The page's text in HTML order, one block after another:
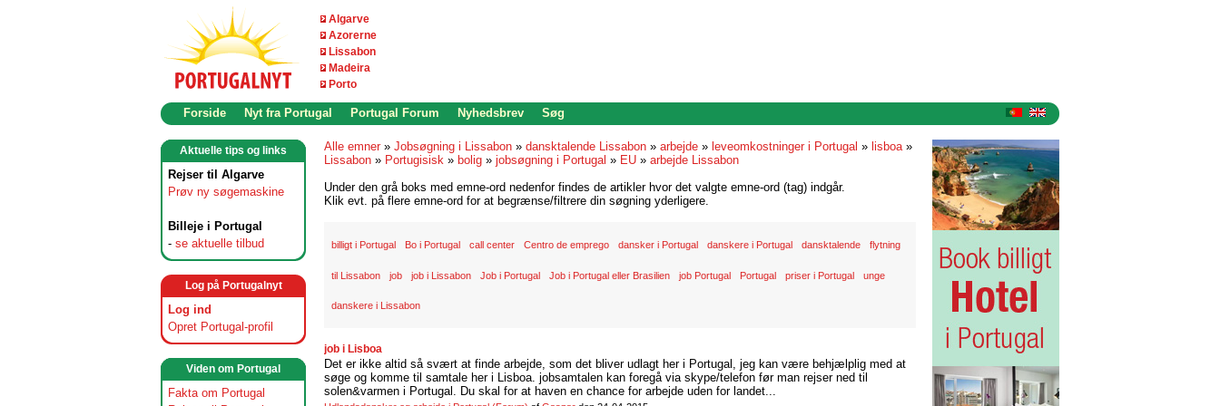
Algarve
Azorerne
Lissabon
Madeira
Porto
Forside Nyt fra Portugal Portugal Forum Nyhedsbrev Søg
Aktuelle tips og links
Rejser til Algarve
Prøv ny søgemaskine
Billeje i Portugal
- se aktuelle tilbud
Log på Portugalnyt
Log ind
Opret Portugal-profil
Viden om Portugal
Fakta om Portugal
Alle emner » Jobsøgning i Lissabon » dansktalende Lissabon » arbejde » leveomkostninger i Portugal » lisboa»
Lissabon » Portugisisk » bolig » jobsøgning i Portugal » EU » arbejde Lissabon
Under den grå boks med emne-ord nedenfor findes de artikler hvor det valgte emne-ord (tag) indgår.
Klik evt. på flere emne-ord for at begrænse/filtrere din søgning yderligere.
billigt i Portugal Bo i Portugal call center Centro de emprego dansker i Portugal danskere i Portugal dansktalende flytning
til Lissabon job job i Lissabon Job i Portugal Job i Portugal eller Brasilien job Portugal Portugal priser i Portugal unge
danskere i Lissabon
job i Lisboa
Det er ikke altid så svært at finde arbejde, som det bliver udlagt her i Portugal, jeg kan være behjælplig med at
søge og komme til samtale her i Lisboa. jobsamtalen kan foregå via skype/telefon før man rejser ned til
solen&varmen i Portugal. Du skal for at haven en chance for arbejde uden for landet...